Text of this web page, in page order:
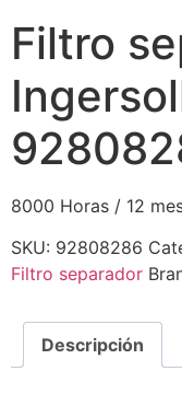
Filtro
8000 Horas / 12
SKU: 92808286
Filtro separador
Descripción